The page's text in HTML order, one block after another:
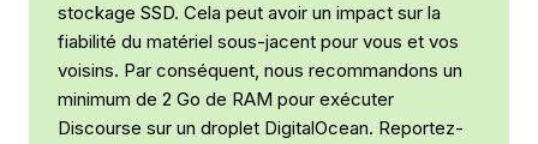
stockage SSD. Cela peut avoir un impact sur la
fiabilité du matériel sous-jacent pour vous et vos
voisins. Par conséquent, nous recommandons un
minimum de 2 Go de RAM pour exécuter
Discourse sur un droplet DigitalOcean. Reportez-